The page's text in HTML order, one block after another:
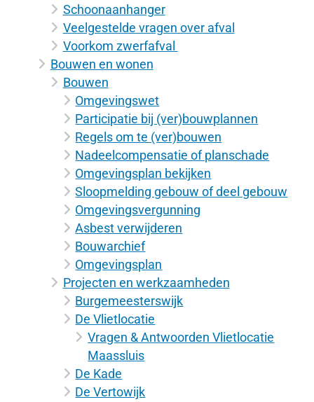
Schoonaanhanger
Veelgestelde vragen over afval
Voorkom zwerfafval
Bouwen en wonen
Bouwen
Omgevingswet
Participatie bij (ver)bouwplannen
Regels om te (ver)bouwen
Nadeelcompensatie of planschade
Omgevingsplan bekijken
Sloopmelding gebouw of deel gebouw
Omgevingsvergunning
Asbest verwijderen
Bouwarchief
Omgevingsplan
Projecten en werkzaamheden
Burgemeesterswijk
De Vlietlocatie
Vragen & Antwoorden Vlietlocatie
Maassluis
De Kade
De Vertowijk